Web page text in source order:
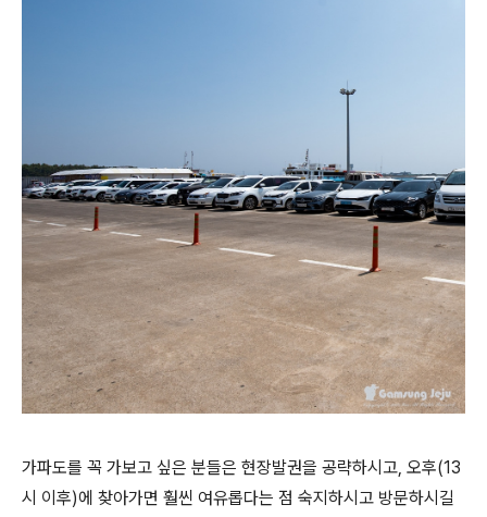
가파도를 꼭 가보고 싶은 분들은 현장발권을 공략하시고, 오후(13
시 이후)에 찾아가면 훨씬 여유롭다는 점 숙지하시고 방문하시길